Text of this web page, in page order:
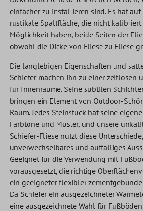
einfacher zu installieren sind. Es hat
rustikale Spaltfläche, die nicht kalibriert
Möglichkeit haben, beide Seiten der
obwohl die Dicke von Fliese zu Fliese
Die langlebigen Eigenschaften und
Schiefer machen ihn zu einer zeitlosen
für Innenräume. Seine subtilen
bringen ein Element von Outdoor-
Raum. Jedes Steinstück hat seine
Farbtöne und Muster, und unsere
Schiefer-Fliese nutzt diese
unverwechselbares und auffälliges
Geeignet für die Verwendung mit
vorausgesetzt, die richtige
ein geeigneter flexibler
Da Schiefer ein ausgezeichneter
eine ausgezeichnete Wahl für